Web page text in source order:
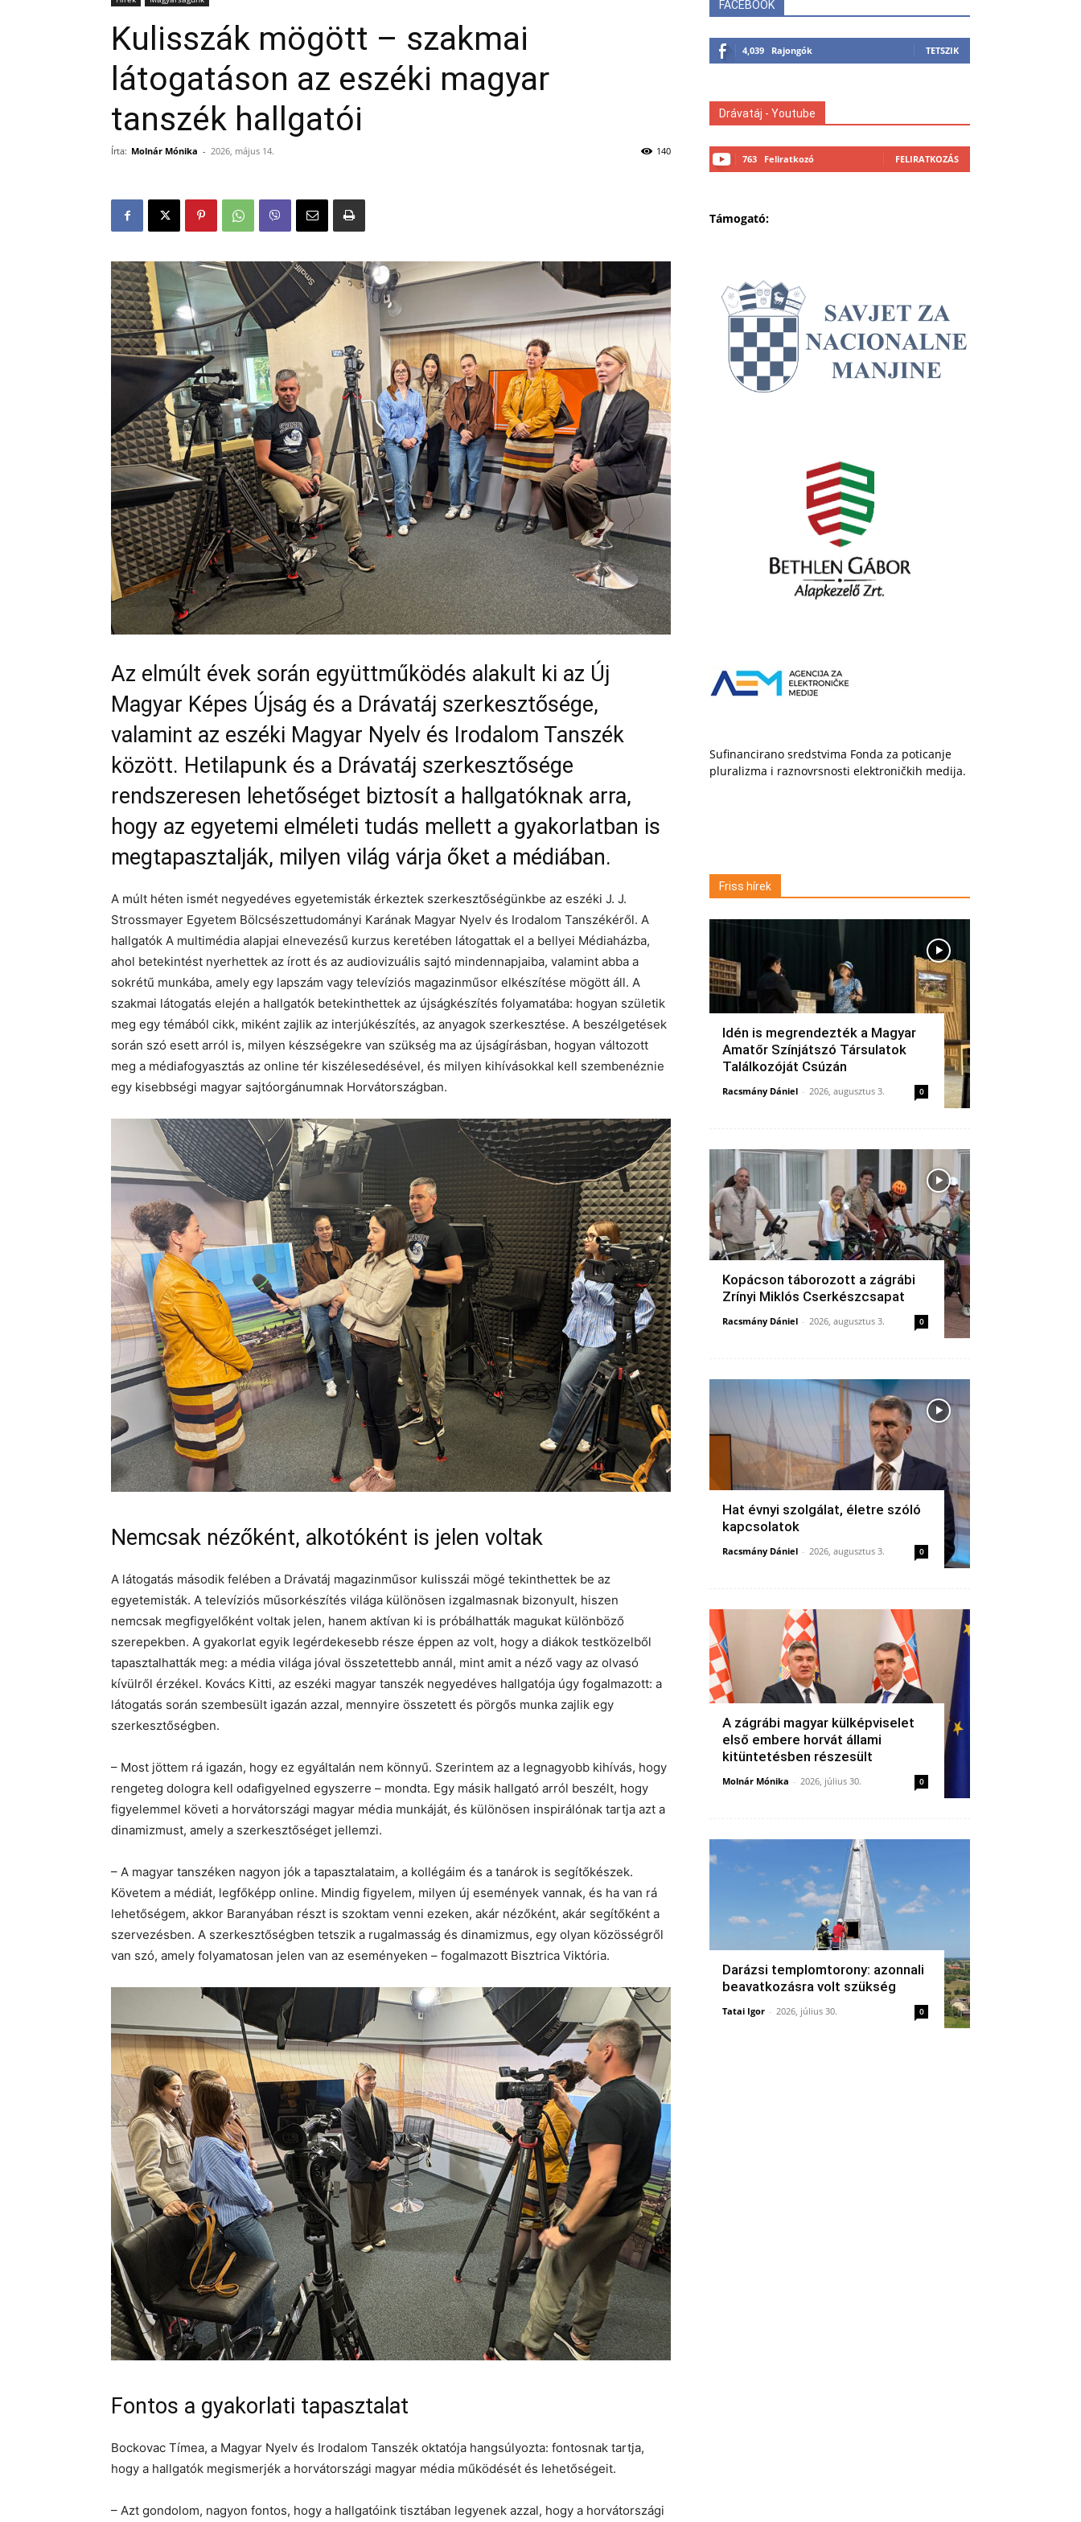
Kulisszák mögött – szakmai
látogatáson az eszéki magyar
tanszék hallgatói
Írta: Molnár Mónika - 2026, május 14. 140
Az elmúlt évek során együttműködés alakult ki az Új
Magyar Képes Újság és a Drávatáj szerkesztősége,
valamint az eszéki Magyar Nyelv és Irodalom Tanszék
között. Hetilapunk és a Drávatáj szerkesztősége
rendszeresen lehetőséget biztosít a hallgatóknak arra,
hogy az egyetemi elméleti tudás mellett a gyakorlatban is
megtapasztalják, milyen világ várja őket a médiában.
A múlt héten ismét negyedéves egyetemisták érkeztek szerkesztőségünkbe az eszéki J. J.
Strossmayer Egyetem Bölcsészettudományi Karának Magyar Nyelv és Irodalom Tanszékéről. A
hallgatók A multimédia alapjai elnevezésű kurzus keretében látogattak el a bellyei Médiaházba,
ahol betekintést nyerhettek az írott és az audiovizuális sajtó mindennapjaiba, valamint abba a
sokrétű munkába, amely egy lapszám vagy televíziós magazinműsor elkészítése mögött áll. A
szakmai látogatás elején a hallgatók betekinthettek az újságkészítés folyamatába: hogyan születik
meg egy témából cikk, miként zajlik az interjúkészítés, az anyagok szerkesztése. A beszélgetések
során szó esett arról is, milyen készségekre van szükség ma az újságírásban, hogyan változott
meg a médiafogyasztás az online tér kiszélesedésével, és milyen kihívásokkal kell szembenéznie
egy kisebbségi magyar sajtóorgánumnak Horvátországban.
Nemcsak nézőként, alkotóként is jelen voltak
A látogatás második felében a Drávatáj magazinműsor kulisszái mögé tekinthettek be az
egyetemisták. A televíziós műsorkészítés világa különösen izgalmasnak bizonyult, hiszen
nemcsak megfigyelőként voltak jelen, hanem aktívan ki is próbálhatták magukat különböző
szerepekben. A gyakorlat egyik legérdekesebb része éppen az volt, hogy a diákok testközelből
tapasztalhatták meg: a média világa jóval összetettebb annál, mint amit a néző vagy az olvasó
kívülről érzékel. Kovács Kitti, az eszéki magyar tanszék negyedéves hallgatója úgy fogalmazott: a
látogatás során szembesült igazán azzal, mennyire összetett és pörgős munka zajlik egy
szerkesztőségben.
– Most jöttem rá igazán, hogy ez egyáltalán nem könnyű. Szerintem az a legnagyobb kihívás, hogy
rengeteg dologra kell odafigyelned egyszerre – mondta. Egy másik hallgató arról beszélt, hogy
figyelemmel követi a horvátországi magyar média munkáját, és különösen inspirálónak tartja azt a
dinamizmust, amely a szerkesztőséget jellemzi.
– A magyar tanszéken nagyon jók a tapasztalataim, a kollégáim és a tanárok is segítőkészek.
Követem a médiát, legfőképp online. Mindig figyelem, milyen új események vannak, és ha van rá
lehetőségem, akkor Baranyában részt is szoktam venni ezeken, akár nézőként, akár segítőként a
szervezésben. A szerkesztőségben tetszik a rugalmasság és dinamizmus, egy olyan közösségről
van szó, amely folyamatosan jelen van az eseményeken – fogalmazott Bisztrica Viktória.
Fontos a gyakorlati tapasztalat
Bockovac Tímea, a Magyar Nyelv és Irodalom Tanszék oktatója hangsúlyozta: fontosnak tartja,
hogy a hallgatók megismerjék a horvátországi magyar média működését és lehetőségeit.
– Azt gondolom, nagyon fontos, hogy a hallgatóink tisztában legyenek azzal, hogy a horvátországi
FACEBOOK
4,039 Rajongók TETSZIK
Drávatáj - Youtube
763 Feliratkozó FELIRATKOZÁS
Támogató:
Sufinancirano sredstvima Fonda za poticanje
pluralizma i raznovrsnosti elektroničkih medija.
Friss hírek
Idén is megrendezték a Magyar
Amatőr Színjátszó Társulatok
Találkozóját Csúzán
Racsmány Dániel - 2026, augusztus 3. 0
Kopácson táborozott a zágrábi
Zrínyi Miklós Cserkészcsapat
Racsmány Dániel - 2026, augusztus 3. 0
Hat évnyi szolgálat, életre szóló
kapcsolatok
Racsmány Dániel - 2026, augusztus 3. 0
A zágrábi magyar külképviselet
első embere horvát állami
kitüntetésben részesült
Molnár Mónika - 2026, július 30. 0
Darázsi templomtorony: azonnali
beavatkozásra volt szükség
Tatai Igor - 2026, július 30. 0